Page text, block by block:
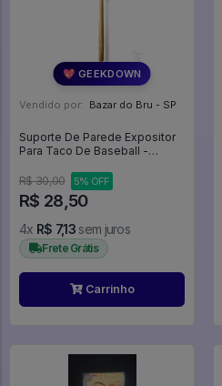
💖 GEEKDOWN
Vendido por: Bazar do Bru - SP
Suporte De Parede Expositor
Para Taco De Baseball -
R$ 30,00
5% OFF
R$ 28,50
4x R$ 7,13 sem juros
Frete Grátis
Carrinho